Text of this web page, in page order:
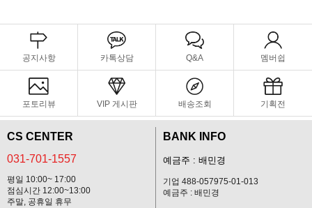
공지사항 카톡상담 Q&A 멤버쉽
포토리뷰 VIP 게시판 배송조회 기획전
CS CENTER
031-701-1557
평일 10:00~ 17:00
점심시간 12:00~13:00
주말, 공휴일 휴무
BANK INFO
예금주 : 배민경
기업 488-057975-01-013
예금주 : 배민경